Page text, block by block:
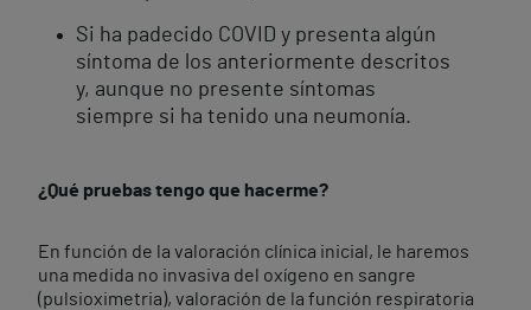
Si ha padecido COVID y presenta algún
síntoma de los anteriormente descritos
y, aunque no presente síntomas
siempre si ha tenido una neumonía.
¿Qué pruebas tengo que hacerme?
En función de la valoración clínica inicial, le haremos
una medida no invasiva del oxígeno en sangre
(pulsioximetria), valoración de la función respiratoria